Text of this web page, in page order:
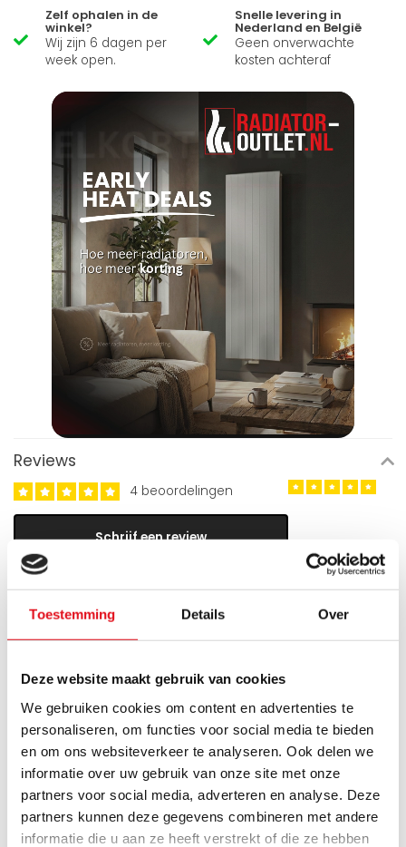
Toestemming Details Over
Deze website maakt gebruik van cookies
We gebruiken cookies om content en advertenties te
personaliseren, om functies voor social media te bieden
en om ons websiteverkeer te analyseren. Ook delen we
informatie over uw gebruik van onze site met onze
partners voor social media, adverteren en analyse. Deze
partners kunnen deze gegevens combineren met andere
informatie die u aan ze heeft verstrekt of die ze hebben
Zelf ophalen in de
winkel?
Wij zijn 6 dagen per
week open.
Snelle levering in
Nederland en België
Geen onverwachte
kosten achteraf
Reviews
4 beoordelingen
Schrijf een review
Lara Geplaatst op 21 Januari 2025 at 16:54
Voorplaat is van goede kwaliteit.
Emine Aslan Geplaatst op 2 Juni 2023 at 12:00
tesekkur ettim yadimlariniz icin, beni dogru yonlendirdiginiz
icin
Sonja Bissumbar Geplaatst op 5 Mei 2023 at 13:30
Handig zo n voorplaat